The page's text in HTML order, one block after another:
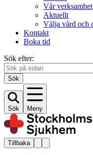
Vår verksamhet
Aktuellt
Välja vård och
Kontakt
Boka tid
Sök efter:
Sök
Sök Meny
Tillbaka